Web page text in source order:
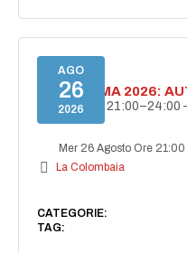
AGO
26
2026
BELLISSIMA 2026:
26 agosto |
Mer 26 Agosto Ore 21:00
La Colombaia
CATEGORIE:
TAG: